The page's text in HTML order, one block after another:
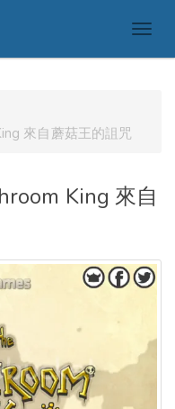
來自蘑菇王的詛咒
King 來自